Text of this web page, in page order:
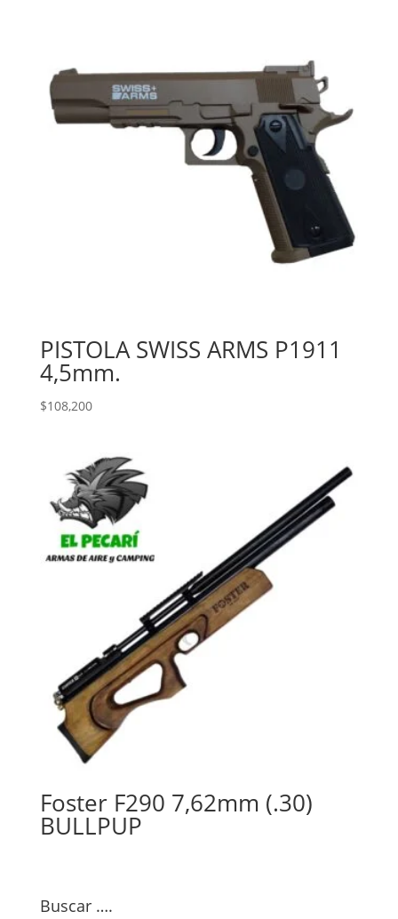
PISTOLA SWISS ARMS P1911
4,5mm.
$108,200
Foster F290 7,62mm (.30)
BULLPUP
Buscar ….